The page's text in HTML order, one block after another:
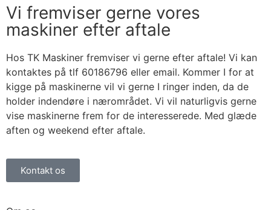
Vi fremviser gerne vores
maskiner efter aftale
Hos TK Maskiner fremviser vi gerne efter aftale! Vi kan
kontaktes på tlf 60186796 eller email. Kommer I for at
kigge på maskinerne vil vi gerne I ringer inden, da de
holder indendøre i nærområdet. Vi vil naturligvis gerne
vise maskinerne frem for de interesserede. Med glæde
aften og weekend efter aftale.
Kontakt os